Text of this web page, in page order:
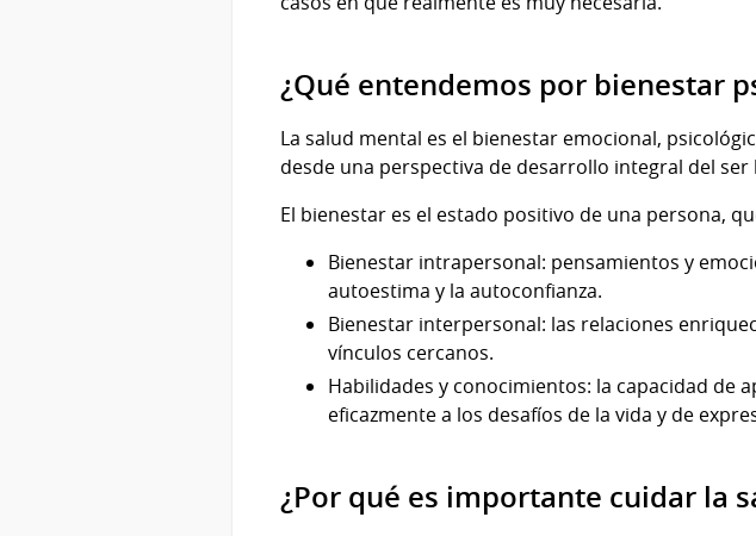
¿Qué entendemos por bienestar
La salud mental es el bienestar emocional,
desde una perspectiva de desarrollo integral del ser
El bienestar es el estado positivo de una persona,
Bienestar intrapersonal: pensamientos y
autoestima y la autoconfianza.
Bienestar interpersonal: las relaciones
vínculos cercanos.
Habilidades y conocimientos: la capacidad de
eficazmente a los desafíos de la vida y de
¿Por qué es importante cuidar la